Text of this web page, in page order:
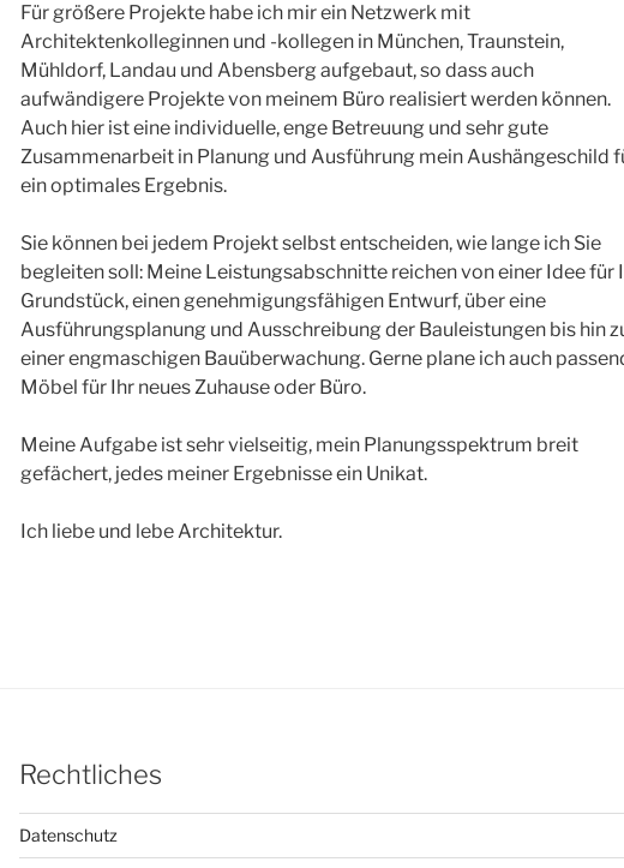
Für größere Projekte habe ich mir ein Netzwerk mit
Architektenkolleginnen und -kollegen in München, Traunstein,
Mühldorf, Landau und Abensberg aufgebaut, so dass auch
aufwändigere Projekte von meinem Büro realisiert werden können.
Auch hier ist eine individuelle, enge Betreuung und sehr gute
Zusammenarbeit in Planung und Ausführung mein Aushängeschild
ein optimales Ergebnis.
Sie können bei jedem Projekt selbst entscheiden, wie lange ich Sie
begleiten soll: Meine Leistungsabschnitte reichen von einer Idee für
Grundstück, einen genehmigungsfähigen Entwurf, über eine
Ausführungsplanung und Ausschreibung der Bauleistungen bis hin
einer engmaschigen Bauüberwachung. Gerne plane ich auch
Möbel für Ihr neues Zuhause oder Büro.
Meine Aufgabe ist sehr vielseitig, mein Planungsspektrum breit
gefächert, jedes meiner Ergebnisse ein Unikat.
Ich liebe und lebe Architektur.
Rechtliches
Datenschutz